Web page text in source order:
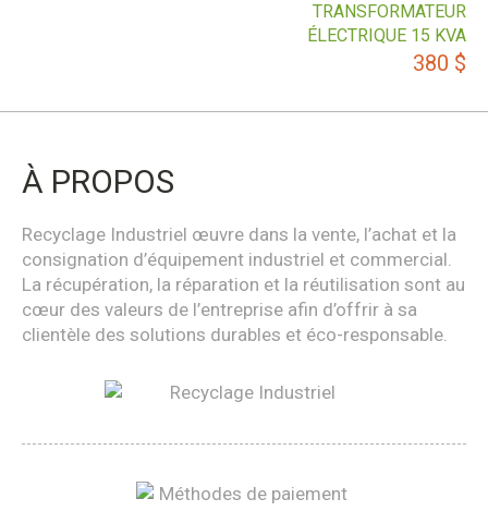
TRANSFORMATEUR
ÉLECTRIQUE 15 KVA
380 $
À PROPOS
Recyclage Industriel œuvre dans la vente, l’achat et la
consignation d’équipement industriel et commercial.
La récupération, la réparation et la réutilisation sont au
cœur des valeurs de l’entreprise afin d’offrir à sa
clientèle des solutions durables et éco-responsable.